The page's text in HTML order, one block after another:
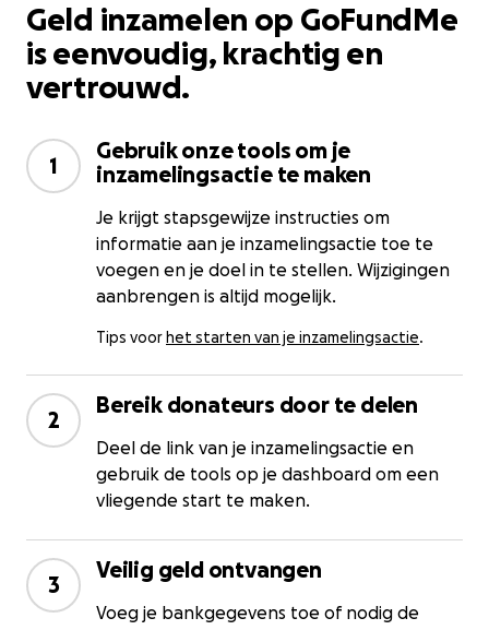
Geld inzamelen op GoFundMe
is eenvoudig, krachtig en
vertrouwd.
1
Gebruik onze tools om je
inzamelingsactie te maken
Je krijgt stapsgewijze instructies om
informatie aan je inzamelingsactie toe te
voegen en je doel in te stellen. Wijzigingen
aanbrengen is altijd mogelijk.
Tips voor het starten van je inzamelingsactie.
2
Bereik donateurs door te delen
Deel de link van je inzamelingsactie en
gebruik de tools op je dashboard om een
vliegende start te maken.
3
Veilig geld ontvangen
Voeg je bankgegevens toe of nodig de